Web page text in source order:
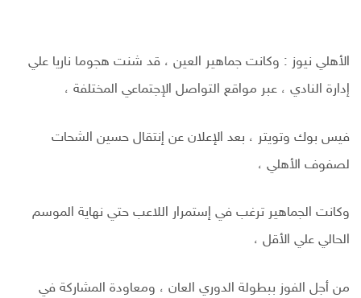
الأهلي نيوز : وكانت جماهير العين ، قد شنت هجوما ناريا علي
إدارة النادي ، عبر مواقع التواصل الإجتماعي المختلفة ،
فيس بوك وتويتر ، بعد الإعلان عن إنتقال حسين الشحات
لصفوف الأهلي ،
وكانت الجماهير ترغب في إستمرار اللاعب حتي نهاية الموسم
الحالي علي الأقل ،
من أجل الفوز ببطولة الدوري العان ، ومعاودة المشاركة في